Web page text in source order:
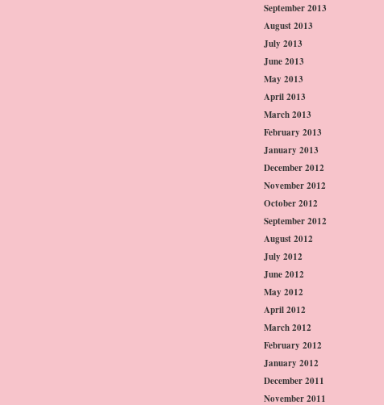
September 2013
August 2013
July 2013
June 2013
May 2013
April 2013
March 2013
February 2013
January 2013
December 2012
November 2012
October 2012
September 2012
August 2012
July 2012
June 2012
May 2012
April 2012
March 2012
February 2012
January 2012
December 2011
November 2011